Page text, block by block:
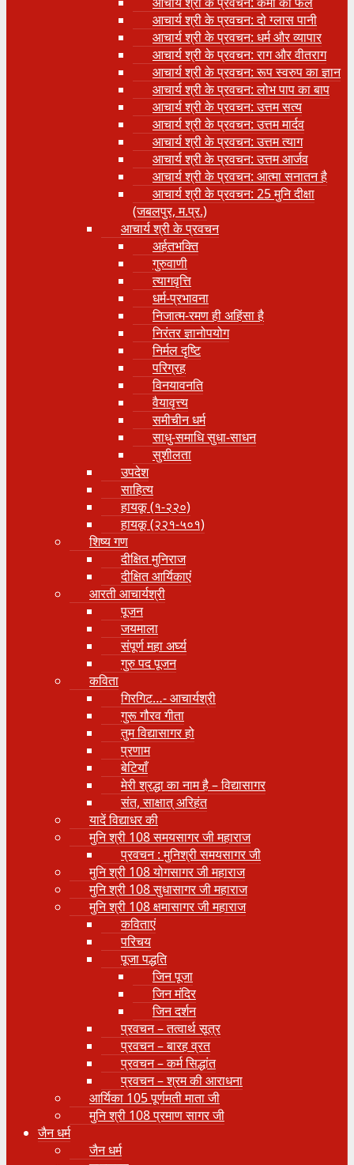
आचार्य श्री के प्रवचन: दो ग्लास पानी
आचार्य श्री के प्रवचन: धर्म और व्यापार
आचार्य श्री के प्रवचन: राग और वीतराग
आचार्य श्री के प्रवचन: रूप स्वरुप का ज्ञान
आचार्य श्री के प्रवचन: लोभ पाप का बाप
आचार्य श्री के प्रवचन: उत्तम सत्य
आचार्य श्री के प्रवचन: उत्तम मार्दव
आचार्य श्री के प्रवचन: उत्तम त्याग
आचार्य श्री के प्रवचन: उत्तम आर्जव
आचार्य श्री के प्रवचन: आत्मा सनातन है
आचार्य श्री के प्रवचन: 25 मुनि दीक्षा
(जबलपुर, म.प्र.)
आचार्य श्री के प्रवचन
अर्हतभक्ति
गुरुवाणी
त्यागवृत्ति
धर्म-प्रभावना
निजात्म-रमण ही अहिंसा है
निरंतर ज्ञानोपयोग
निर्मल दृष्टि
परिग्रह
विनयावनति
वैयावृत्त्य
समीचीन धर्म
साधु-समाधि सुधा-साधन
सुशीलता
उपदेश
साहित्य
हायकू (१‍-२२०)
हायकू (२२१-५०१)
शिष्य गण
दीक्षित मुनिराज
दीक्षित आर्यिकाएं
आरती आचार्यश्री
पूजन
जयमाला
संपूर्ण महा अर्घ्य
गुरु पद पूजन
कविता
गिरगिट…- आचार्यश्री
गुरू गौरव गीता
तुम विद्यासागर हो
प्रणाम
बेटियाँ
मेरी श्रद्धा का नाम है – विद्यासागर
संत, साक्षात् अरिहंत
यादें विद्याधर की
मुनि श्री 108 समयसागर जी महाराज
प्रवचन : मुनिश्री समयसागर जी
मुनि श्री 108 योगसागर जी महाराज
मुनि श्री 108 सुधासागर जी महाराज
मुनि श्री 108 क्षमासागर जी महाराज
कविताएं
परिचय
पूजा पद्धति
जिन पूजा
जिन मंदिर
जिन दर्शन
प्रवचन – तत्वार्थ सूत्र
प्रवचन – बारह व्रत
प्रवचन – कर्म सिद्धांत
प्रवचन – श्रम की आराधना
आर्यिका 105 पूर्णमती माता जी
मुनि श्री 108 प्रमाण सागर जी
जैन धर्म
जैन धर्म